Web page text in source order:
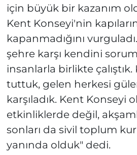
için büyük bir kazanım
Kent Konseyi'nin
kapanmadığını
şehre karşı kendini
insanlarla birlikte çalıştık.
tuttuk, gelen herkesi
karşıladık. Kent Konseyi
etkinliklerde değil,
sonları da sivil toplum
yanında olduk" dedi.